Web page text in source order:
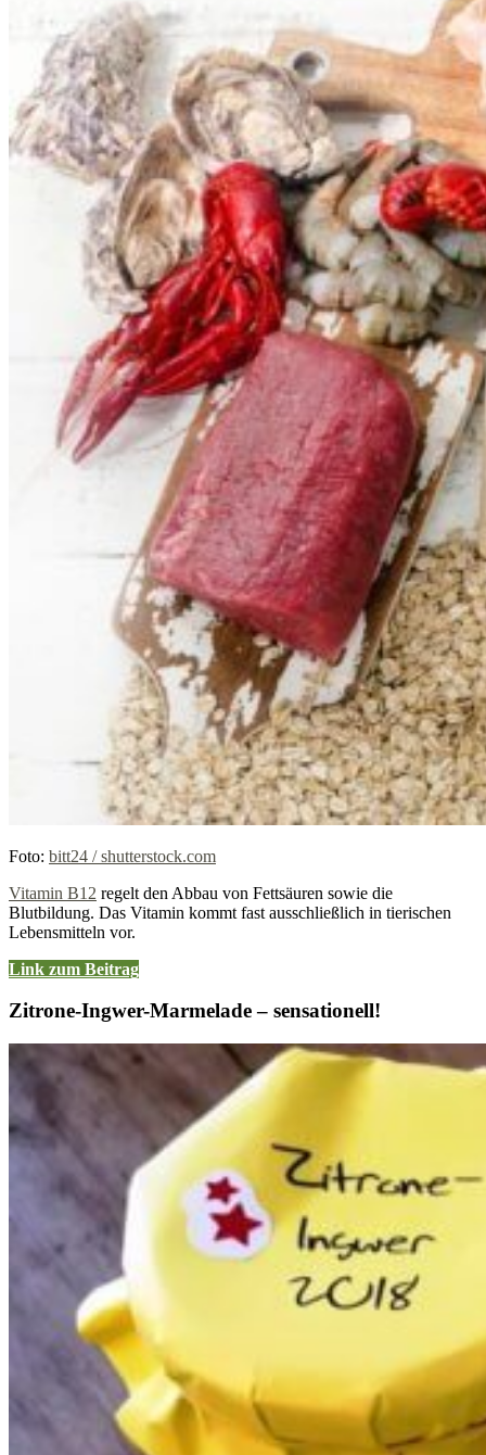
Foto: bitt24 / shutterstock.com
Vitamin B12 regelt den Abbau von Fettsäuren sowie die
Blutbildung. Das Vitamin kommt fast ausschließlich in tierischen
Lebensmitteln vor.
Link zum Beitrag
Zitrone-Ingwer-Marmelade – sensationell!